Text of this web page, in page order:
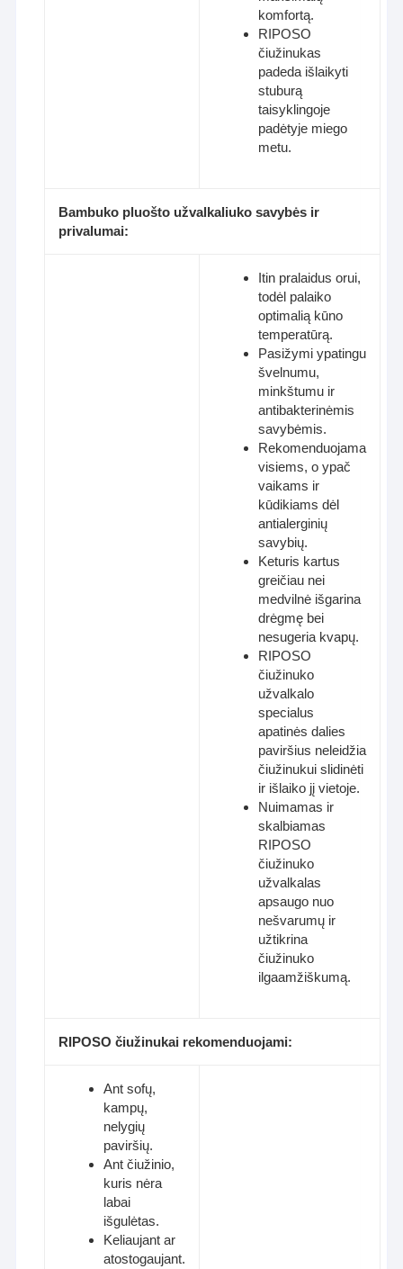
komfortą.
RIPOSO
čiužinukas
padeda išlaikyti
stuburą
taisyklingoje
padėtyje miego
metu.​
Bambuko pluošto užvalkaliuko savybės ir
privalumai:
Itin pralaidus orui,
todėl palaiko
optimalią kūno
temperatūrą.
Pasižymi ypatingu
švelnumu,
minkštumu ir
antibakterinėmis
savybėmis.
Rekomenduojama
visiems, o ypač
vaikams ir
kūdikiams dėl
antialerginių
savybių.
Keturis kartus
greičiau nei
medvilnė išgarina
drėgmę bei
nesugeria kvapų.
RIPOSO
čiužinuko
užvalkalo
specialus
apatinės dalies
paviršius neleidžia
čiužinukui slidinėti
ir išlaiko jį vietoje.
Nuimamas ir
skalbiamas
RIPOSO
čiužinuko
užvalkalas
apsaugo nuo
nešvarumų ir
užtikrina
čiužinuko
ilgaamžiškumą.
RIPOSO čiužinukai rekomenduojami:
Ant sofų,
kampų,
nelygių
paviršių.
Ant čiužinio,
kuris nėra
labai
išgulėtas.
Keliaujant ar
atostogaujant.